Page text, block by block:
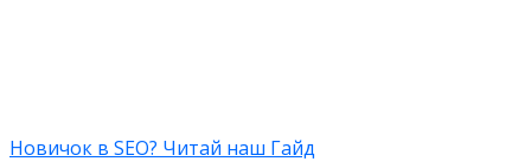
Новичок в SEO? Читай наш Гайд